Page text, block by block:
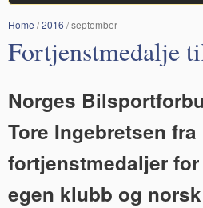
Home /2016 /september
Fortjenstmedalje
Norges
Tore Ingebretsen
fortjenstmedaljer
egen klubb og